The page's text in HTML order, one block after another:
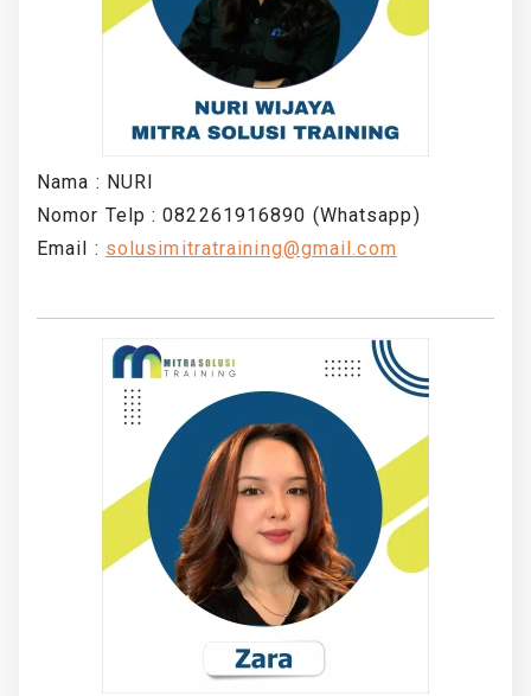
Nama : NURI
Nomor Telp : 082261916890 (Whatsapp)
Email : solusimitratraining@gmail.com